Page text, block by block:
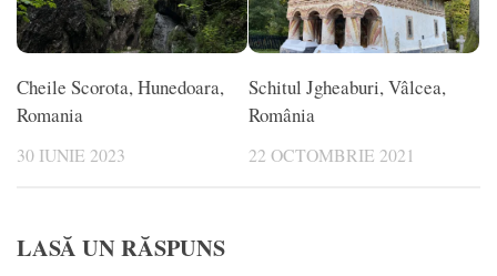
Cheile Scorota, Hunedoara,
Romania
30 IUNIE 2023
Schitul Jgheaburi, Vâlcea,
România
22 OCTOMBRIE 2021
LASĂ UN RĂSPUNS